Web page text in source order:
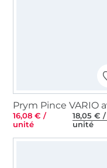
16,08 € /
unité
18,05 € /
unité